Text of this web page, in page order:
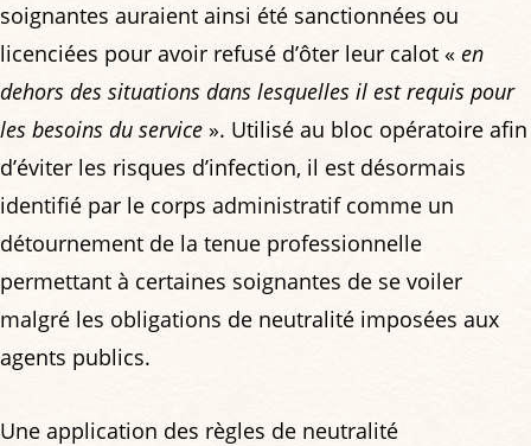
soignantes auraient ainsi été sanctionnées ou
licenciées pour avoir refusé d’ôter leur calot « en
dehors des situations dans lesquelles il est requis pour
les besoins du service ». Utilisé au bloc opératoire afin
d’éviter les risques d’infection, il est désormais
identifié par le corps administratif comme un
détournement de la tenue professionnelle
permettant à certaines soignantes de se voiler
malgré les obligations de neutralité imposées aux
agents publics.
Une application des règles de neutralité